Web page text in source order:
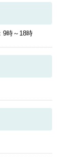
時～18時